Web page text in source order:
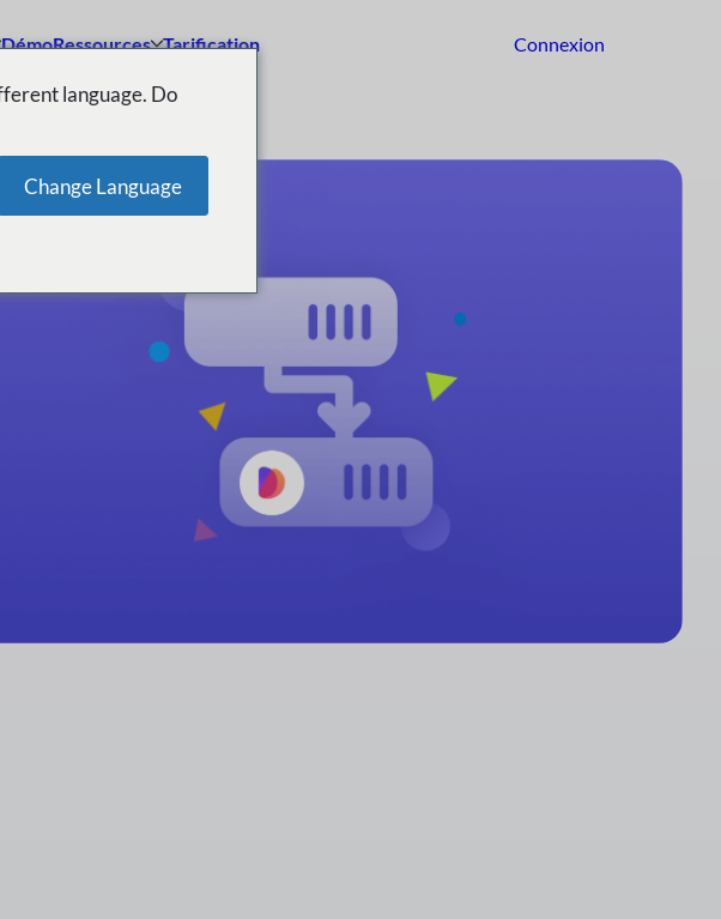
DémoRessources Tarification Connexion
language. Do
Change Language